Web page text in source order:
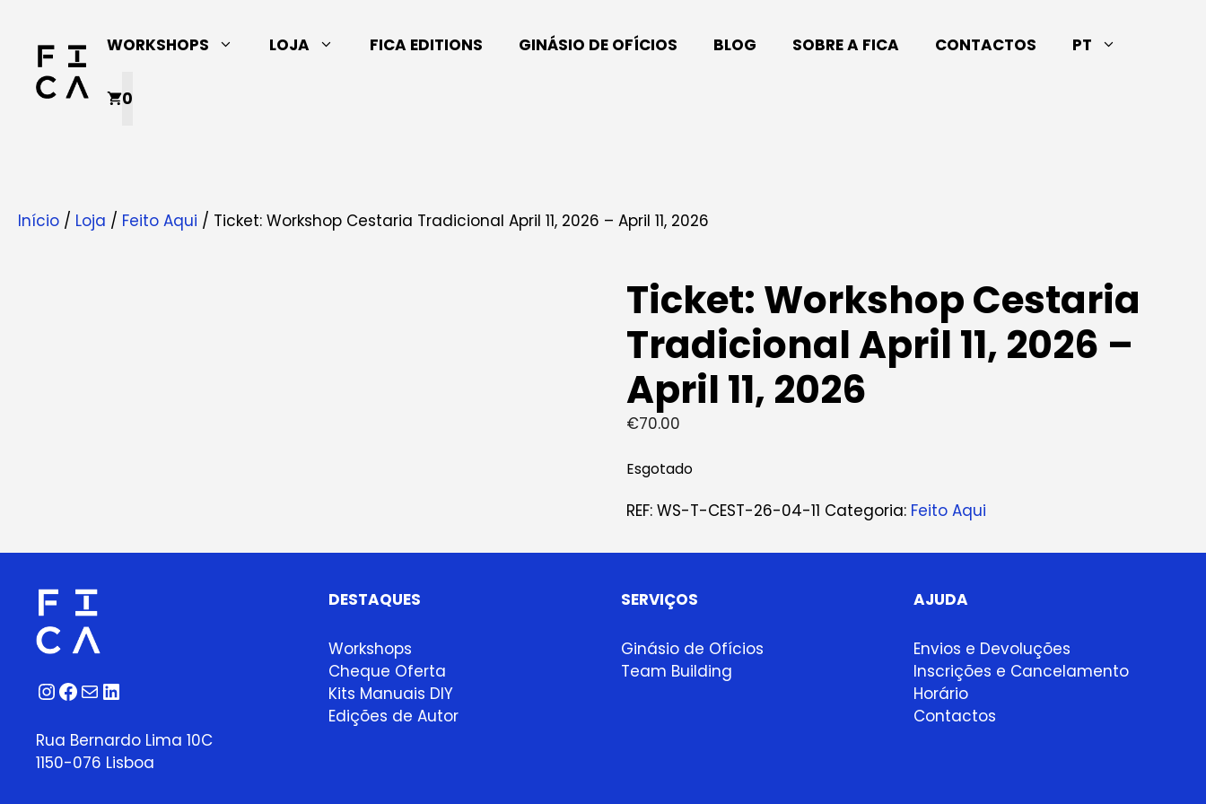
conteúdo
WORKSHOPS LOJA FICA EDITIONS GINÁSIO DE OFÍCIOS BLOG SOBRE A FICA CONTACTOS PT
0
Início / Loja / Feito Aqui / Ticket: Workshop Cestaria Tradicional April 11, 2026 – April 11, 2026
Ticket: Workshop Cestaria
Tradicional April 11, 2026 –
April 11, 2026
€70.00
Esgotado
REF:WS-T-CEST-26-04-11 Categoria: Feito Aqui
Instagram
Facebook
Correio
LinkedIn
Rua Bernardo Lima 10C
1150-076 Lisboa
DESTAQUES
Workshops
Cheque Oferta
Kits Manuais DIY
Edições de Autor
SERVIÇOS
Ginásio de Ofícios
Team Building
AJUDA
Envios e Devoluções
Inscrições e Cancelamento
Horário
Contactos